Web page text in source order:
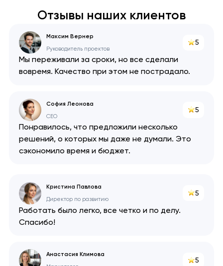
Kotlin
Swift
Отзывы наших клиентов
Максим Вернер
Руководитель проектов
5
Мы переживали за сроки, но все сделали
вовремя. Качество при этом не пострадало.
София Леонова
CEO
5
Понравилось, что предложили несколько
решений, о которых мы даже не думали. Это
сэкономило время и бюджет.
Кристина Павлова
Директор по развитию
5
Работать было легко, все четко и по делу.
Спасибо!
Анастасия Климова
5